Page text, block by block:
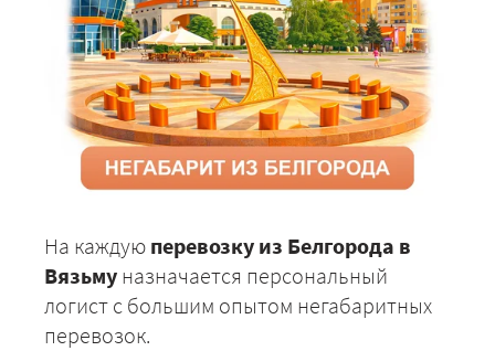
На каждую перевозку из Белгорода в
Вязьму назначается персональный
логист с большим опытом негабаритных
перевозок.